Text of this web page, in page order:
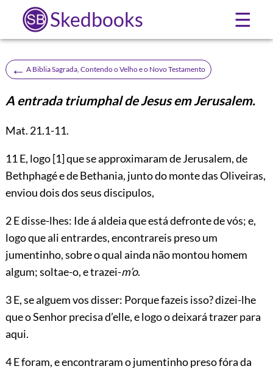
Skedbooks ☰
← A Biblia Sagrada, Contendo o Velho e o Novo Testamento
A entrada triumphal de Jesus em Jerusalem.
Mat. 21.1-11.
11E, logo[1]que se approximaram de Jerusalem, de
Bethphagé e de Bethania, junto do monte das Oliveiras,
enviou dois dos seus discipulos,
2 E disse-lhes: Ide á aldeia que está defronte de vós; e,
logo que ali entrardes, encontrareis preso um
jumentinho, sobre o qual ainda não montou homem
algum; soltae-o, e trazei-m’o.
3 E, se alguem vos disser: Porque fazeis isso? dizei-lhe
que o Senhor precisa d’elle, e logo o deixará trazer para
aqui.
4 E foram, e encontraram o jumentinho preso fóra da